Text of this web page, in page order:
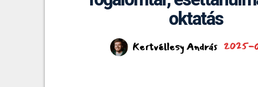
oktatás
Kertvéllesy András 2025-